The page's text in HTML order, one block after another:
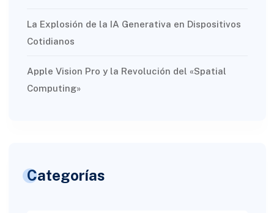
La Explosión de la IA Generativa en Dispositivos
Cotidianos
Apple Vision Pro y la Revolución del «Spatial
Computing»
Categorías